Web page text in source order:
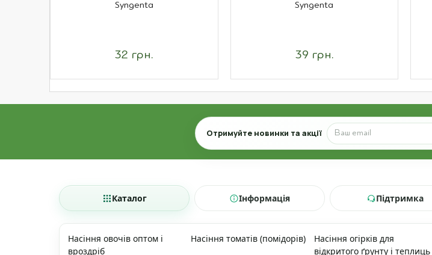
Syngenta
32 грн.
Syngenta
39 грн.
Email
Отримуйте новинки та акції
Каталог Інформація Підтримка
Насіння овочів оптом і
вроздріб
Насіння томатів (помідорів)
Насіння огірків для
відкритого ґрунту і теплиць